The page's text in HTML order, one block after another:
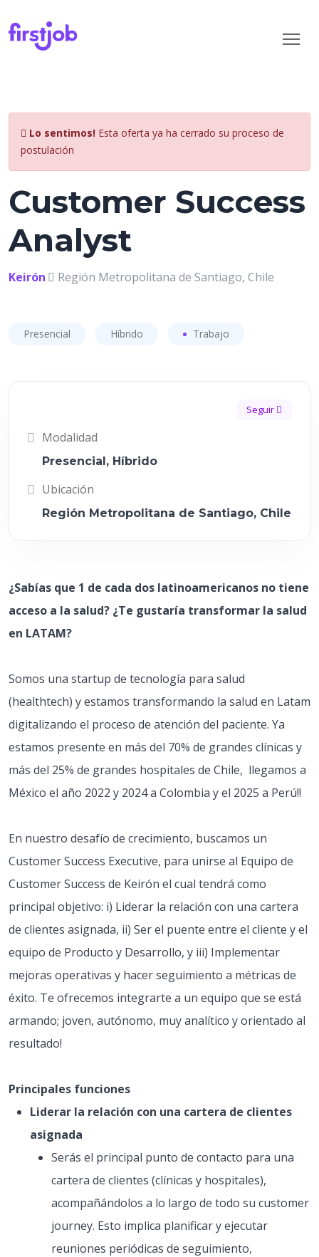
Lo sentimos! Esta oferta ya ha cerrado su proceso de
postulación
Customer Success
Analyst
Keirón Región Metropolitana de Santiago, Chile
Presencial Híbrido Trabajo
Seguir
Modalidad
Presencial, Híbrido
Ubicación
Región Metropolitana de Santiago, Chile
¿Sabías que 1 de cada dos latinoamericanos no tiene
acceso a la salud? ¿Te gustaría transformar la salud
en LATAM?
Somos una startup de tecnología para salud
(healthtech) y estamos transformando la salud en Latam
digitalizando el proceso de atención del paciente. Ya
estamos presente en más del 70% de grandes clínicas y
más del 25% de grandes hospitales de Chile, llegamos a
México el año 2022 y 2024 a Colombia y el 2025 a Perú!!
En nuestro desafío de crecimiento, buscamos un
Customer Success Executive, para unirse al Equipo de
Customer Success de Keirón el cual tendrá como
principal objetivo: i) Liderar la relación con una cartera
de clientes asignada, ii) Ser el puente entre el cliente y el
equipo de Producto y Desarrollo, y iii) Implementar
mejoras operativas y hacer seguimiento a métricas de
éxito. Te ofrecemos integrarte a un equipo que se está
armando; joven, autónomo, muy analítico y orientado al
resultado!
Principales funciones
Liderar la relación con una cartera de clientes
asignada
Serás el principal punto de contacto para una
cartera de clientes (clínicas y hospitales),
acompañándolos a lo largo de todo su customer
journey. Esto implica planificar y ejecutar
reuniones periódicas de seguimiento,